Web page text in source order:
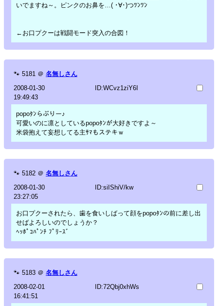
いでますね～。ピンクのお鼻を…( ･∀･)つﾂﾝﾂﾝ
←お口プクーは戦闘モード突入の合図！
🐾 5181 ＠ 名無しさん
2008-01-30
19:49:43
ID:WCvz1ziY6I
popoﾀﾝらぶりー♪
可愛いのに凛としているpopoﾀﾝが大好きですよ～
米袋抱えて妄想してる主ｻﾏもステキｗ
🐾 5182 ＠ 名無しさん
2008-01-30
23:27:05
ID:siIShiV/kw
お口プクーされたら、歯を食いしばって顔をpopoﾀﾝの前に差し出
せばよろしいのでしょうか？
ﾍｯﾎﾟｺﾊﾟﾝﾁ ﾌﾟﾘｰｽﾞ
🐾 5183 ＠ 名無しさん
2008-02-01
16:41:51
ID:72Qbj0xhWs